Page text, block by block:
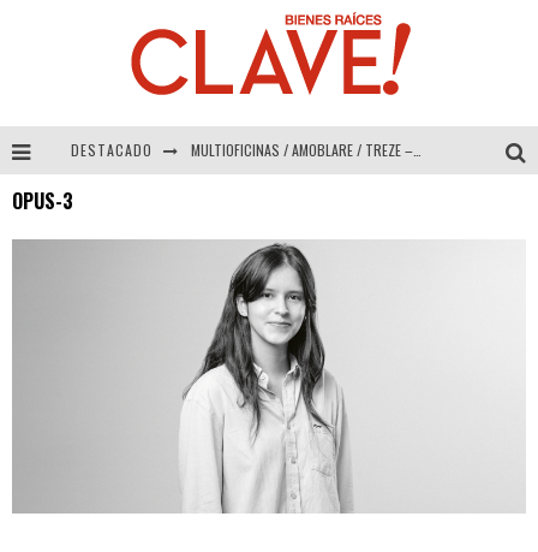
DESTACADO MULTIOFICINAS / AMOBLARE / TREZE – Especial Interiorismo & Decoración 2026
COLINEAL – Especial Interiorismo & Decoración 2026
OPUS-3